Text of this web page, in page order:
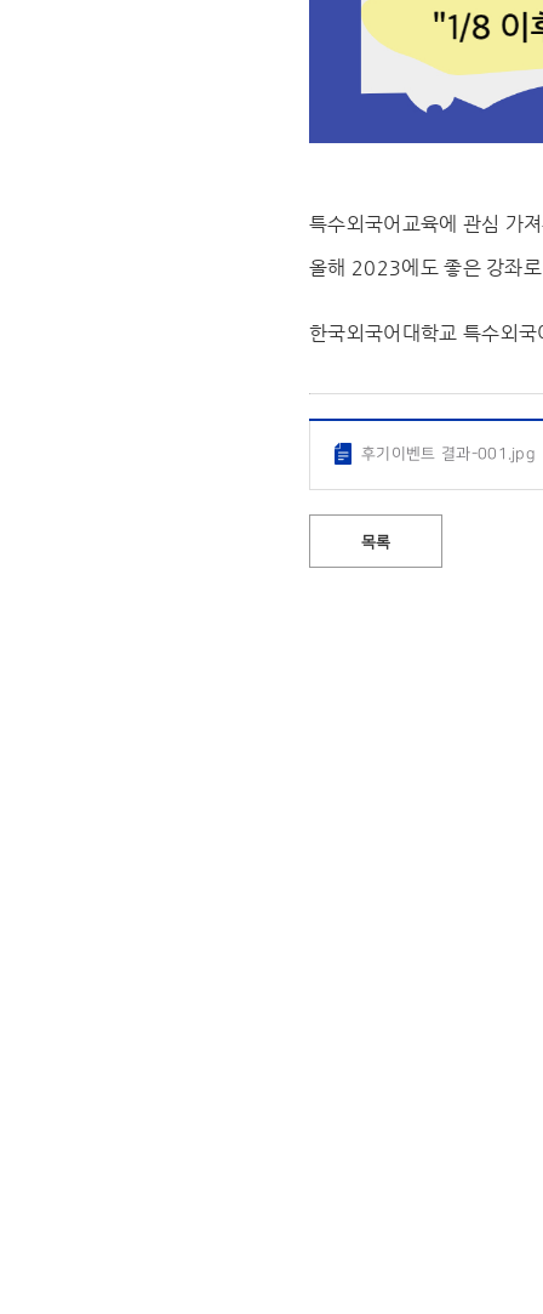
특수외국어교육에 관심 가
올해 2023에도 좋은 강좌
한국외국어대학교 특수외
후기이벤트 결과-001.jpg
목록